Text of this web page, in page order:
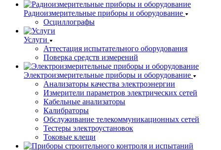
Радиоизмерительные приборы и оборудование
Осциллографы
Услуги
Аттестация испытательного оборудования
Поверка средств измерений
Электроизмерительные приборы и оборудование
Анализаторы качества электроэнергии
Измерители параметров электрических сетей
Кабельные анализаторы
Калибраторы
Обслуживание телекоммуникационных сетей
Тестеры электроустановок
Токовые клещи